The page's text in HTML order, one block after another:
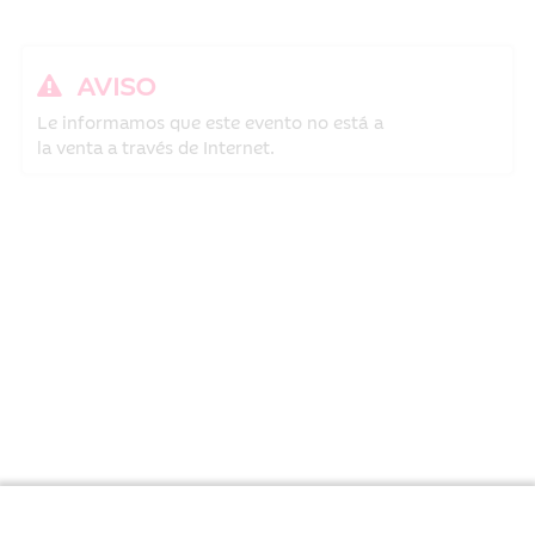
AVISO
Le informamos que este evento no está a
la venta a través de Internet.